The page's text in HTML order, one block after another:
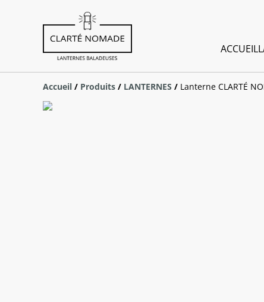
ACCUEIL
Accueil / Produits / LANTERNES / Lanterne CLARTÉ